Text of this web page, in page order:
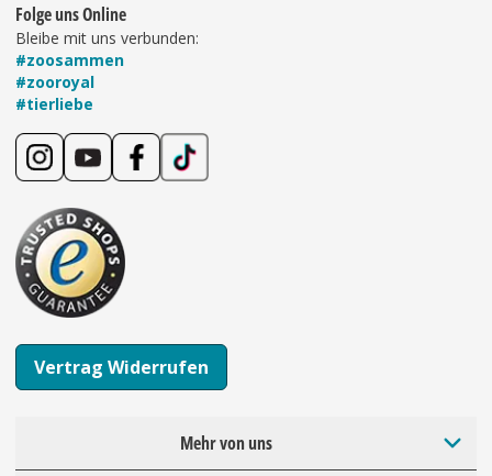
Folge uns Online
Bleibe mit uns verbunden:
#zoosammen
#zooroyal
#tierliebe
Vertrag Widerrufen
Mehr von uns